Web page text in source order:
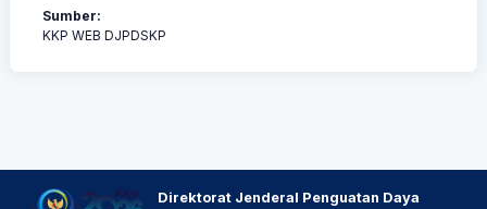
Sumber:
KKP WEB DJPDSKP
Direktorat Jenderal Penguatan Daya